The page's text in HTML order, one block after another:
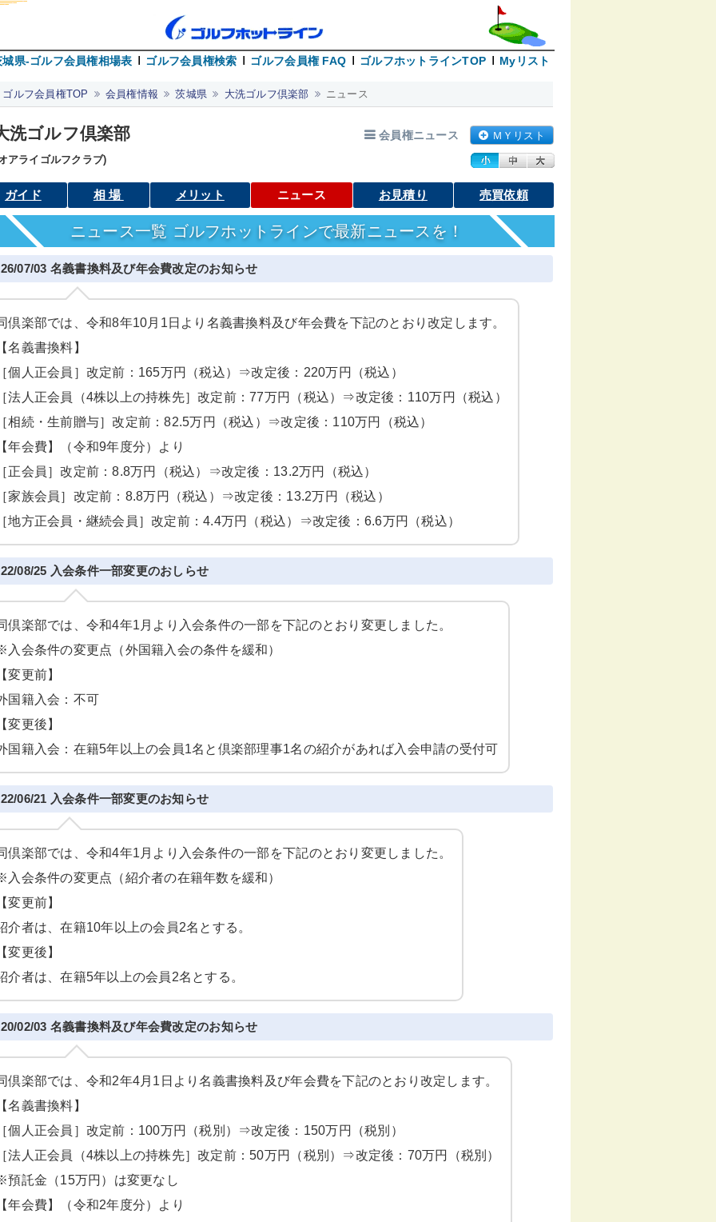
城県-ゴルフ会員権相場表 ゴルフ会員権検索 ゴルフ会員権 FAQ ゴルフホットラインTOP Myリスト
ゴルフ会員権TOP 会員権情報 茨城県 大洗ゴルフ倶楽部 ニュース
洗ゴルフ倶楽部 会員権ニュース ＭＹリスト
アライゴルフクラブ)
ガイド 相場 メリット ニュース お見積り 売買依頼
ニュース一覧 ゴルフホットラインで最新ニュースを！
07/03 名義書換料及び年会費改定のお知らせ
倶楽部では、令和8年10月1日より名義書換料及び年会費を下記のとおり改定します。
名義書換料】
個人正会員］改定前：165万円（税込）⇒改定後：220万円（税込）
法人正会員（4株以上の持株先］改定前：77万円（税込）⇒改定後：110万円（税込）
相続・生前贈与］改定前：82.5万円（税込）⇒改定後：110万円（税込）
年会費】（令和9年度分）より
正会員］改定前：8.8万円（税込）⇒改定後：13.2万円（税込）
家族会員］改定前：8.8万円（税込）⇒改定後：13.2万円（税込）
地方正会員・継続会員］改定前：4.4万円（税込）⇒改定後：6.6万円（税込）
08/25 入会条件一部変更のおしらせ
倶楽部では、令和4年1月より入会条件の一部を下記のとおり変更しました。
入会条件の変更点（外国籍入会の条件を緩和）
変更前】
国籍入会：不可
変更後】
国籍入会：在籍5年以上の会員1名と倶楽部理事1名の紹介があれば入会申請の受付可
06/21 入会条件一部変更のお知らせ
倶楽部では、令和4年1月より入会条件の一部を下記のとおり変更しました。
入会条件の変更点（紹介者の在籍年数を緩和）
変更前】
介者は、在籍10年以上の会員2名とする。
変更後】
介者は、在籍5年以上の会員2名とする。
02/03 名義書換料及び年会費改定のお知らせ
倶楽部では、令和2年4月1日より名義書換料及び年会費を下記のとおり改定します。
名義書換料】
個人正会員］改定前：100万円（税別）⇒改定後：150万円（税別）
法人正会員（4株以上の持株先］改定前：50万円（税別）⇒改定後：70万円（税別）
預託金（15万円）は変更なし
年会費】（令和2年度分）より